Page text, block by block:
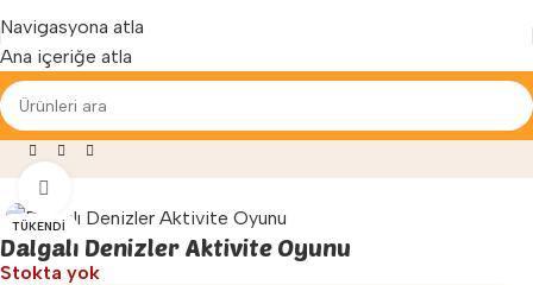
Navigasyona atla
Ana içeriğe atla
Yenilenen arayüzümüz ile hizmetinizdeyiz...
» Aktivite Oyunları
TÜKENDI
Dalgalı Denizler Aktivite Oyunu
Stokta yok